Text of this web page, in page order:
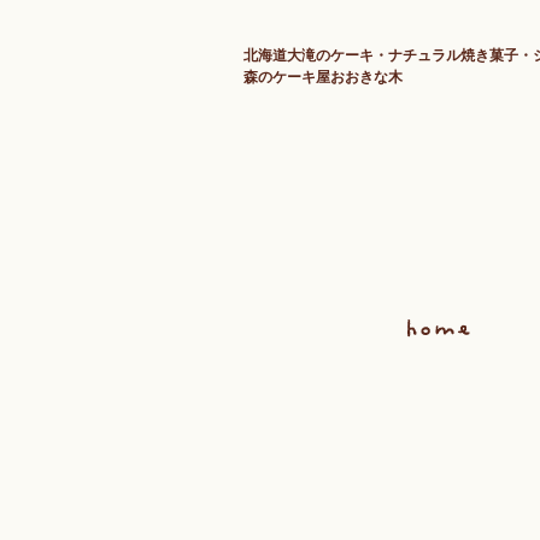
北海道大滝のケーキ・ナチュラル焼き菓子・
森のケーキ屋おおきな木